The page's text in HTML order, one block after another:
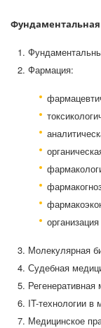
Фармация:
Молекулярная
Судебная
Регенеративная
IT-технологии в
Медицинское